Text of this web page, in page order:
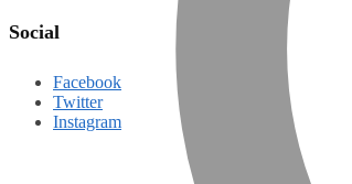
Social
Facebook
Twitter
Instagram